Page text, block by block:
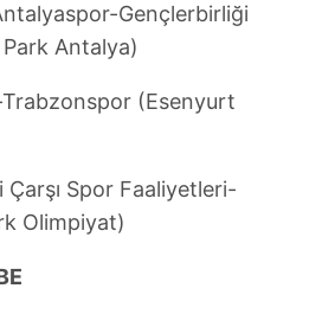
Gençlerbirliği
Antalya)
(Esenyurt
Spor Faaliyetleri-
Olimpiyat)